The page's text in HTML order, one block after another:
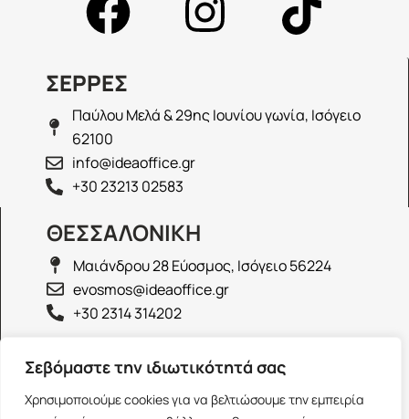
Σεβόμαστε την ιδιωτικότητά σας
Χρησιμοποιούμε cookies για να βελτιώσουμε την εμπειρία
ΣΕΡΡΕΣ
Παύλου Μελά & 29ης Ιουνίου γωνία, Ισόγειο
62100
info@ideaoffice.gr
+30 23213 02583
ΘΕΣΣΑΛΟΝΙΚΗ
Μαιάνδρου 28 Εύοσμος, Ισόγειο 56224
evosmos@ideaoffice.gr
+30 2314 314202
ΙΩΑΝΝΙΝΑ
Γεώργιου Καραϊσκάκη 38, Ισόγειο 45444